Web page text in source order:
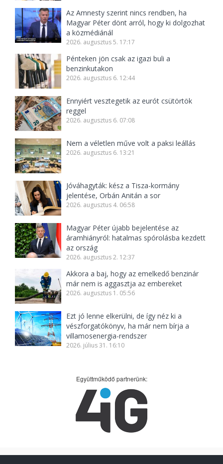
Az Amnesty szerint nincs rendben, ha
Magyar Péter dönt arról, hogy ki dolgozhat
a közmédiánál
2026. augusztus 5. 17:17
Pénteken jön csak az igazi buli a
benzinkutakon
2026. augusztus 6. 12:44
Ennyiért vesztegetik az eurót csütörtök
reggel
2026. augusztus 6. 07:08
Nem a véletlen műve volt a paksi leállás
2026. augusztus 6. 13:21
Jóváhagyták: kész a Tisza-kormány
jelentése, Orbán Anitán a sor
2026. augusztus 4. 06:58
Magyar Péter újabb bejelentése az
áramhiányról: hatalmas spórolásba kezdett
az ország
2026. augusztus 2. 12:37
Akkora a baj, hogy az emelkedő benzinár
már nem is aggasztja az embereket
2026. augusztus 1. 05:56
Ezt jó lenne elkerülni, de így néz ki a
vészforgatókönyv, ha már nem bírja a
villamosenergia-rendszer
2026. július 31. 16:10
Együttműködő partnerünk: